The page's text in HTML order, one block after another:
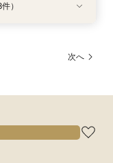
１万円
）
次へ